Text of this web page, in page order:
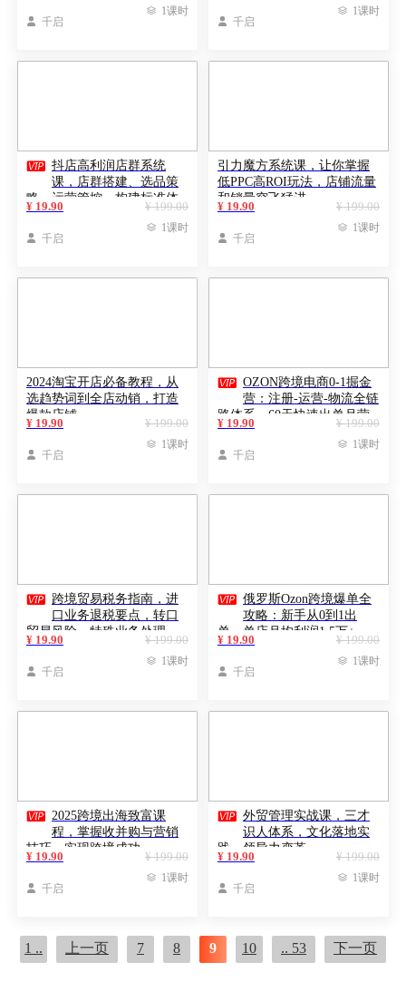
 千启
 1课时
 千启
 1课时
 抖店高利润店群系统
课，店群搭建、选品策
略、运营管控，构建标准体
系，矩阵月入20万+
¥ 199.00
¥ 19.90
 千启
 1课时
引力魔方系统课，让你掌握
低PPC高ROI玩法，店铺流量
和销量突飞猛进
¥ 199.00
¥ 19.90
 千启
 1课时
2024淘宝开店必备教程，从
选趋势词到全店动销，打造
爆款店铺
¥ 199.00
¥ 19.90
 千启
 1课时
 OZON跨境电商0-1掘金
营：注册-运营-物流全链
路体系，60天快速出单月营
收8w
¥ 199.00
¥ 19.90
 千启
 1课时
 跨境贸易税务指南，进
口业务退税要点，转口
贸易风险，特殊业务处理
¥ 199.00
¥ 19.90
 千启
 1课时
 俄罗斯Ozon跨境爆单全
攻略：新手从0到1出
单，单店月均利润1.5万+
¥ 199.00
¥ 19.90
 千启
 1课时
 2025跨境出海致富课
程，掌握收并购与营销
技巧，实现跨境成功
¥ 199.00
¥ 19.90
 千启
 1课时
 外贸管理实战课，三才
识人体系，文化落地实
践，领导力变革
¥ 199.00
¥ 19.90
 千启
 1课时
1 .. 上一页 7 8 9 10 .. 53 下一页